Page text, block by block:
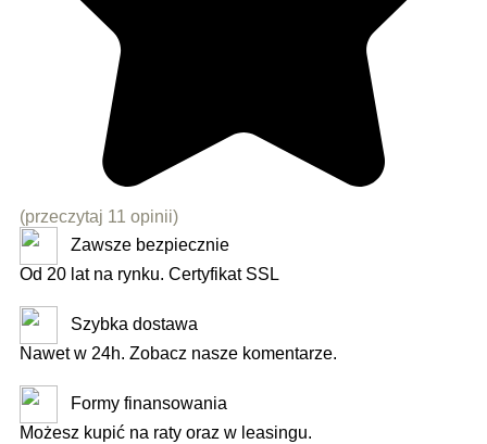
(przeczytaj 11 opinii)
Zawsze bezpiecznie
Od 20 lat na rynku. Certyfikat SSL
Szybka dostawa
Nawet w 24h. Zobacz nasze komentarze.
Formy finansowania
Możesz kupić na raty oraz w leasingu.